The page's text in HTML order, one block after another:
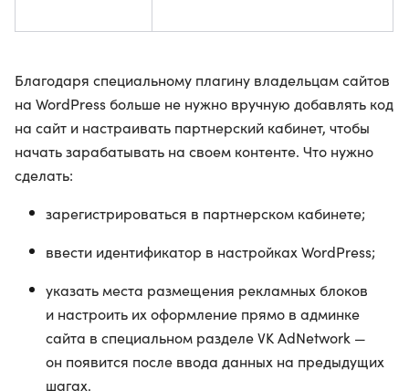
Благодаря специальному плагину владельцам сайтов
на WordPress больше не нужно вручную добавлять код
на сайт и настраивать партнерский кабинет, чтобы
начать зарабатывать на своем контенте. Что нужно
сделать:
зарегистрироваться в партнерском кабинете;
ввести идентификатор в настройках WordPress;
указать места размещения рекламных блоков
и настроить их оформление прямо в админке
сайта в специальном разделе VK AdNetwork —
он появится после ввода данных на предыдущих
шагах.